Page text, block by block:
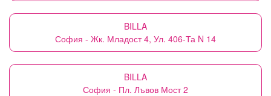
BILLA
София - Жк. Младост 4, Ул. 406-Та N 14
BILLA
София - Пл. Лъвов Мост 2